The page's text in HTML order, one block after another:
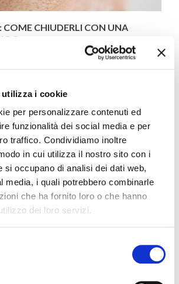
i cookie
per personalizzare contenuti ed
funzionalità dei social media e per
traffico. Condividiamo inoltre
in cui utilizza il nostro sito con i
si occupano di analisi dei dati web,
media, i quali potrebbero combinarle
che ha fornito loro o che hanno
dei loro servizi.
COME CHIUDERLI CON UNA
degli inestetismi più odiati dalle pelli
di impurità, tossine e smog, rendendo il
spento e meno luminoso.